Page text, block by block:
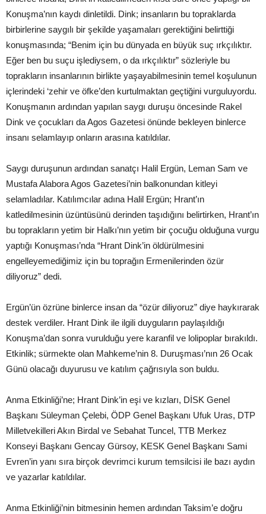
Konuşma’nın kaydı dinletildi. Dink; insanların bu topraklarda
birbirlerine saygılı bir şekilde yaşamaları gerektiğini belirttiği
konuşmasında; “Benim için bu dünyada en büyük suç ırkçılıktır.
Eğer ben bu suçu işlediysem, o da ırkçılıktır” sözleriyle bu
toprakların insanlarının birlikte yaşayabilmesinin temel koşulunun
içlerindeki ‘zehir ve öfke’den kurtulmaktan geçtiğini vurguluyordu.
Konuşmanın ardından yapılan saygı duruşu öncesinde Rakel
Dink ve çocukları da Agos Gazetesi önünde bekleyen binlerce
insanı selamlayıp onların arasına katıldılar.
Saygı duruşunun ardından sanatçı Halil Ergün, Leman Sam ve
Mustafa Alabora Agos Gazetesi’nin balkonundan kitleyi
selamladılar. Katılımcılar adına Halil Ergün; Hrant’ın
katledilmesinin üzüntüsünü derinden taşıdığını belirtirken, Hrant’ın
bu toprakların yetim bir Halkı’nın yetim bir çocuğu olduğuna vurgu
yaptığı Konuşması’nda “Hrant Dink’in öldürülmesini
engelleyemediğimiz için bu toprağın Ermenilerinden özür
diliyoruz” dedi.
Ergün’ün özrüne binlerce insan da “özür diliyoruz” diye haykırarak
destek verdiler. Hrant Dink ile ilgili duyguların paylaşıldığı
Konuşma’dan sonra vurulduğu yere karanfil ve lolipoplar bırakıldı.
Etkinlik; sürmekte olan Mahkeme’nin 8. Duruşması’nın 26 Ocak
Günü olacağı duyurusu ve katılım çağrısıyla son buldu.
Anma Etkinliği’ne; Hrant Dink’in eşi ve kızları, DİSK Genel
Başkanı Süleyman Çelebi, ÖDP Genel Başkanı Ufuk Uras, DTP
Milletvekilleri Akın Birdal ve Sebahat Tuncel, TTB Merkez
Konseyi Başkanı Gencay Gürsoy, KESK Genel Başkanı Sami
Evren’in yanı sıra birçok devrimci kurum temsilcisi ile bazı aydın
ve yazarlar katıldılar.
Anma Etkinliği’nin bitmesinin hemen ardından Taksim’e doğru